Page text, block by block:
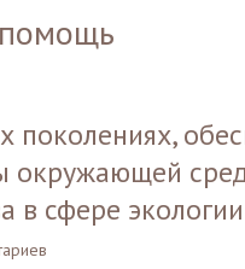
поколениях,
окружающей
в сфере экологии